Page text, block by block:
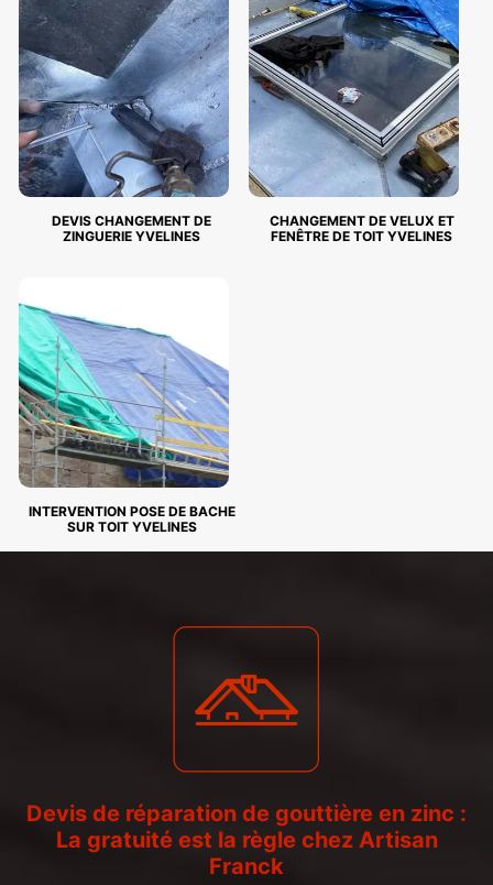
DEVIS CHANGEMENT DE
ZINGUERIE YVELINES
CHANGEMENT DE VELUX ET
FENÊTRE DE TOIT YVELINES
INTERVENTION POSE DE BACHE
SUR TOIT YVELINES
Devis de réparation de gouttière en zinc :
La gratuité est la règle chez Artisan
Franck